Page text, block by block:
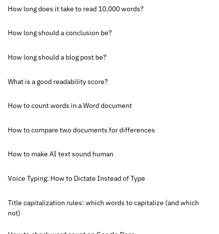
How long does it take to read 10,000 words?
How long should a conclusion be?
How long should a blog post be?
What is a good readability score?
How to count words in a Word document
How to compare two documents for differences
How to make AI text sound human
Voice Typing: How to Dictate Instead of Type
Title capitalization rules: which words to capitalize (and which
not)